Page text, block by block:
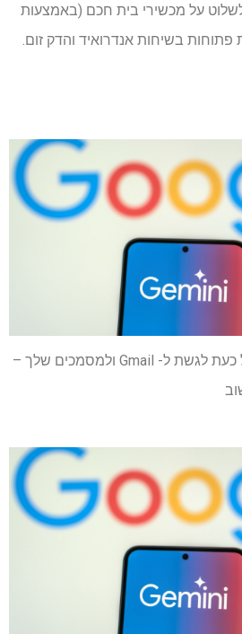
על מכשירי בית חכם (באמצעות
Google Gemini יכול כעת לגשת ל- Gmail ולמסמכים שלך –